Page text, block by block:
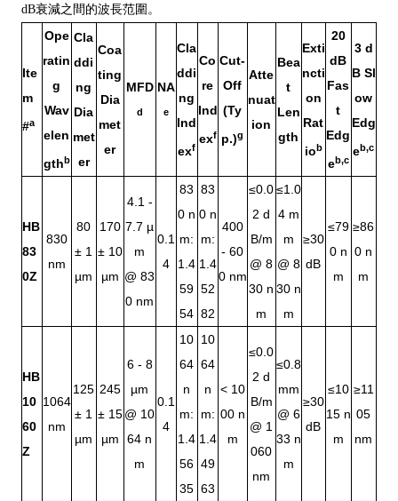
dB衰減之間的波長范圍。
Ite
m
#a
Ope
ratin
g
Wav
elen
gthb
Cla
ddi
ng
Dia
met
er
Coa
ting
Dia
met
er
MFD
d
NA
e
Cla
ddi
ng
Ind
exf
Co
re
Ind
exf
Cut-
Off
(Ty
p.)g
Atte
nuat
ion
Bea
t
Len
gth
Exti
ncti
on
Rat
iob
20
dB
Fas
t
Edg
eb,c
3 d
B Sl
ow
Edg
eb,c
HB
83
0Z
830
nm
80
± 1
µm
170
± 10
µm
4.1 -
7.7 µ
m
@ 83
0 nm
0.1
4
83
0 n
m:
1.4
59
54
83
0 n
m:
1.4
52
82
400
- 60
0 nm
≤0.0
2 d
B/m
@ 8
30 n
m
≤1.0
4 m
m
@ 8
30 n
m
≥30
dB
≤79
0 n
m
≥86
0 n
m
HB
10
60
Z
1064
nm
125
± 1
µm
245
± 15
µm
6 - 8
µm
@ 10
64 n
m
0.1
4
10
64
n
m:
1.4
56
35
10
64
n
m:
1.4
49
63
< 10
00 n
m
≤0.0
2 d
B/m
@ 1
060
nm
≤0.8
mm
@ 6
33 n
m
≥30
dB
≤10
15 n
m
≥11
05
nm